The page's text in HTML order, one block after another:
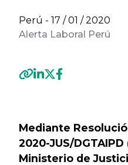
Perú - 17 / 01 / 2020
Alerta Laboral Perú
Mediante
2020-JUS/DGTAIPD
Ministerio de